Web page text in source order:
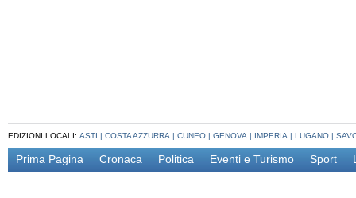
EDIZIONI LOCALI: ASTI | COSTA AZZURRA | CUNEO | GENOVA | IMPERIA | LUGANO |
Prima Pagina Cronaca Politica Eventi e Turismo Sport